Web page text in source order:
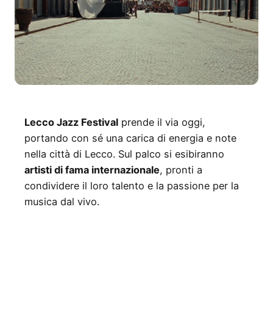
Lecco Jazz Festival prende il via oggi,
portando con sé una carica di energia e note
nella città di Lecco. Sul palco si esibiranno
artisti di fama internazionale, pronti a
condividere il loro talento e la passione per la
musica dal vivo.